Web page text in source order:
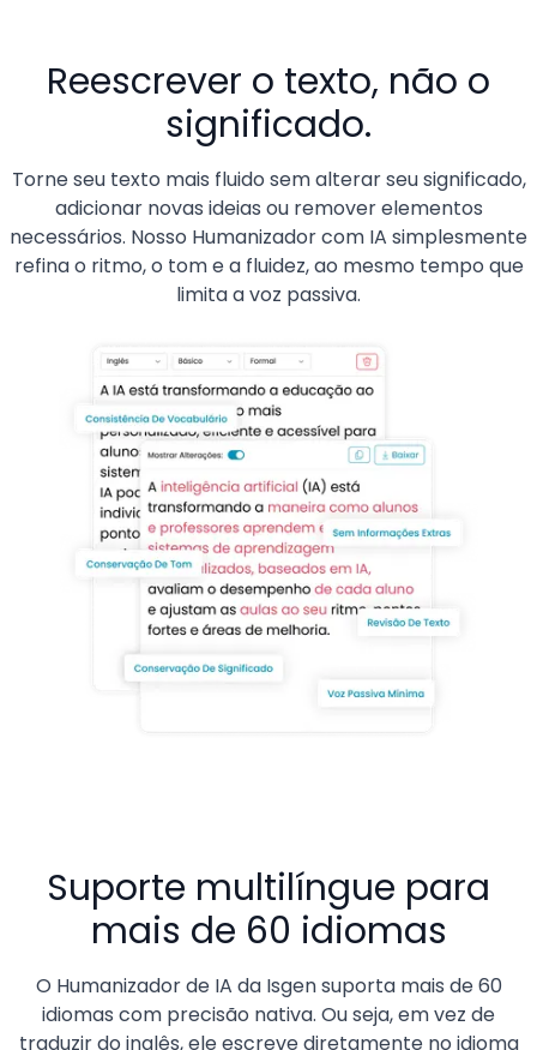
Reescrever o texto, não o
significado.
Torne seu texto mais fluido sem alterar seu significado,
adicionar novas ideias ou remover elementos
necessários. Nosso Humanizador com IA simplesmente
refina o ritmo, o tom e a fluidez, ao mesmo tempo que
limita a voz passiva.
Suporte multilíngue para
mais de 60 idiomas
O Humanizador de IA da Isgen suporta mais de 60
idiomas com precisão nativa. Ou seja, em vez de
traduzir do inglês, ele escreve diretamente no idioma